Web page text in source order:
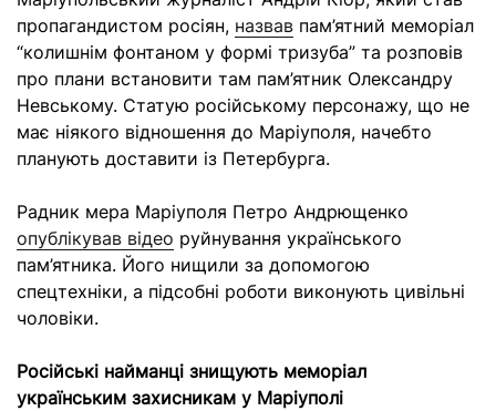
пропагандистом росіян, назвав пам’ятний меморіал
“колишнім фонтаном у формі тризуба” та розповів
про плани встановити там пам’ятник Олександру
Невському. Статую російському персонажу, що не
має ніякого відношення до Маріуполя, начебто
планують доставити із Петербурга.
Радник мера Маріуполя Петро Андрющенко
опублікував відео руйнування українського
пам’ятника. Його нищили за допомогою
спецтехніки, а підсобні роботи виконують цивільні
чоловіки.
Російські найманці знищують меморіал
українським захисникам у Маріуполі